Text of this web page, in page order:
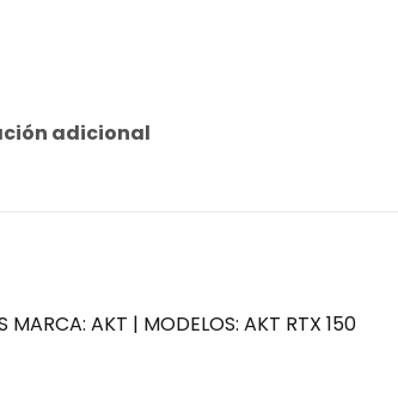
adicional
MARCA: AKT | MODELOS: AKT RTX 150